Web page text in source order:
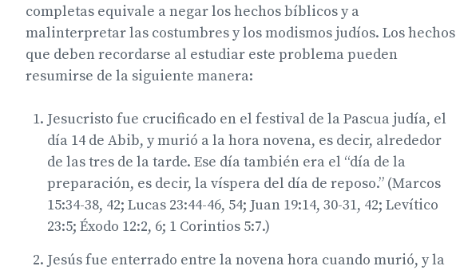
completas equivale a negar los hechos bíblicos y a
malinterpretar las costumbres y los modismos judíos. Los hechos
que deben recordarse al estudiar este problema pueden
resumirse de la siguiente manera:
Jesucristo fue crucificado en el festival de la Pascua judía, el
día 14 de Abib, y murió a la hora novena, es decir, alrededor
de las tres de la tarde. Ese día también era el “día de la
preparación, es decir, la víspera del día de reposo.” (Marcos
15:34-38, 42; Lucas 23:44-46, 54; Juan 19:14, 30-31, 42; Levítico
23:5; Éxodo 12:2, 6; 1 Corintios 5:7.)
Jesús fue enterrado entre la novena hora cuando murió, y la